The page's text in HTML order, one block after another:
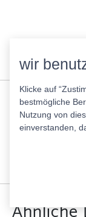
wir
Klicke auf
bestmögliche
Nutzung von
einverstanden,